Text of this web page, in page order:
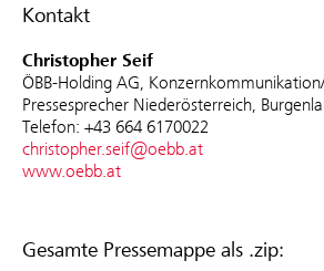
Kontakt
Christopher Seif
ÖBB-Holding AG,
Pressesprecher Niederösterreich,
Telefon: +43 664 6170022
christopher.seif@oebb.at
www.oebb.at
Gesamte Pressemappe als .zip: